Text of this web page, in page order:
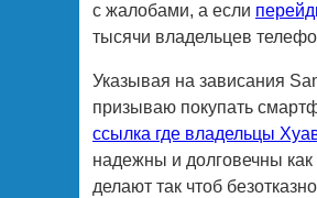
с жалобами, а если
тысячи владельцев
Указывая на зависания
призываю покупать
ссылка где владельцы
надежны и долговечны как
делают так чтоб